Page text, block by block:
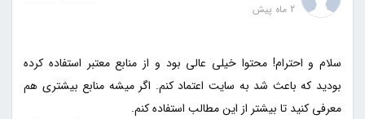
2 ماه پیش
سلام و احترام! محتوا خیلی عالی بود و از منابع معتبر استفاده کرده
بودید که باعث شد به سایت اعتماد کنم. اگر میشه منابع بیشتری هم
معرفی کنید تا بیشتر از این مطالب استفاده کنم.